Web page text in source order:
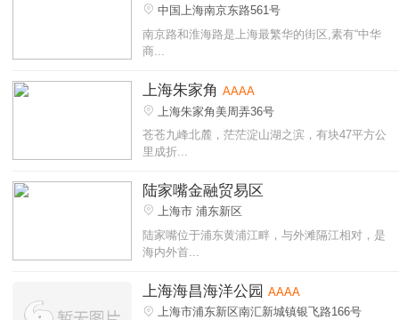
中国上海南京东路561号
南京路和淮海路是上海最繁华的街区,素有“中华
商...
上海朱家角 AAAA
上海朱家角美周弄36号
苍苍九峰北麓，茫茫淀山湖之滨，有块47平方公
里成折...
陆家嘴金融贸易区
上海市 浦东新区
陆家嘴位于浦东黄浦江畔，与外滩隔江相对，是
海内外首...
上海海昌海洋公园 AAAA
上海市浦东新区南汇新城镇银飞路166号